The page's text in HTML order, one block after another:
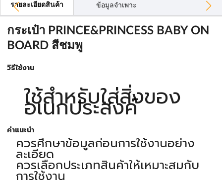
รายละเอียดสินค้า ข้อมูลจำเพาะ
กระเป๋า PRINCE&PRINCESS BABY ON
BOARD สีชมพู
วิธีใช้งาน
ใช้สำหรับใส่สิ่งของ
อเนกประสงค์
คำแนะนำ
ควรศึกษาข้อมูลก่อนการใช้งานอย่าง
ละเอียด
ควรเลือกประเภทสินค้าให้เหมาะสมกับ
การใช้งาน